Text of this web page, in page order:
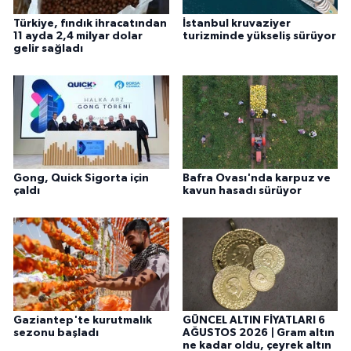
Türkiye, fındık ihracatından
11 ayda 2,4 milyar dolar
gelir sağladı
İstanbul kruvaziyer
turizminde yükseliş sürüyor
Gong, Quick Sigorta için
çaldı
Bafra Ovası'nda karpuz ve
kavun hasadı sürüyor
Gaziantep'te kurutmalık
sezonu başladı
GÜNCEL ALTIN FİYATLARI 6
AĞUSTOS 2026 | Gram altın
ne kadar oldu, çeyrek altın